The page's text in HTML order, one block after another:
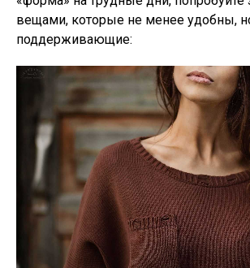
вещами, которые не менее удобны,
поддерживающие: